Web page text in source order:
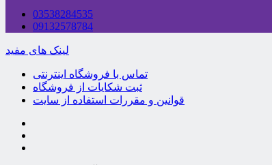
03538284535
09132578784
لینک های مفید
تماس با فروشگاه اینترنتی
ثبت شکایات از فروشگاه
قوانین و مقررات استفاده از سایت